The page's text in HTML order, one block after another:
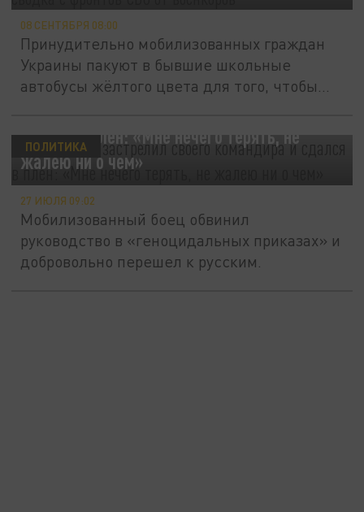
08 СЕНТЯБРЯ 08:00
Принудительно мобилизованных граждан
Украины пакуют в бывшие школьные
автобусы жёлтого цвета для того, чтобы...
сдался в плен: «Мне нечего терять, не
жалею ни о чем»
ПОЛИТИКА
27 ИЮЛЯ 09:02
Мобилизованный боец обвинил
руководство в «геноцидальных приказах» и
добровольно перешел к русским.